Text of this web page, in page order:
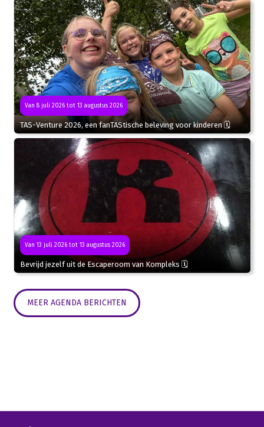
Van 8 juli 2026 tot 13 augustus 2026
TAS-Venture 2026, een fanTAStische beleving voor kinderen 🗓
Van 13 juli 2026 tot 13 augustus 2026
Bevrijd jezelf uit de Escaperoom van Kompleks 🗓
MEER AGENDA BERICHTEN